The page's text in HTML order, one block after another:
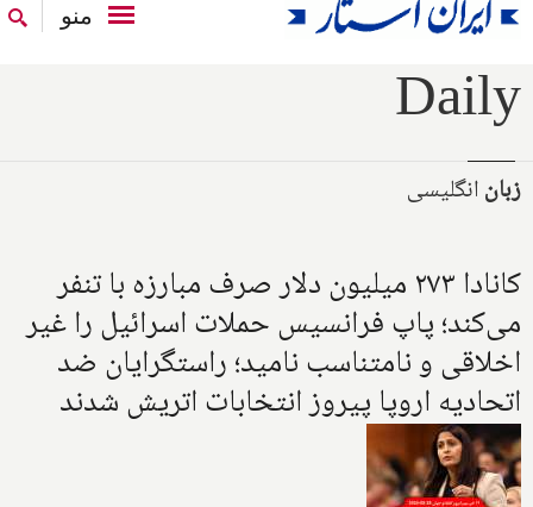
منو
Daily
زبانانگلیسی
کانادا ۲۷۳ میلیون دلار صرف مبارزه با تنفر
می‌کند؛ پاپ فرانسیس حملات اسرائیل را غیر
اخلاقی و نامتناسب نامید؛ راستگرایان ضد
اتحادیه اروپا پیروز انتخابات اتریش شدند